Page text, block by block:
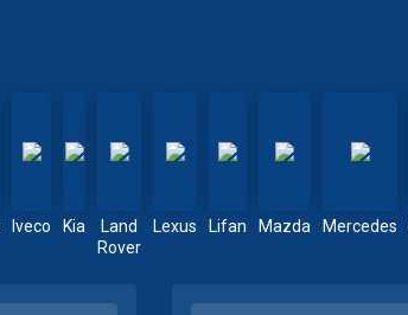
Iveco Kia
Land
Rover
Lexus Lifan Mazda Mercedes